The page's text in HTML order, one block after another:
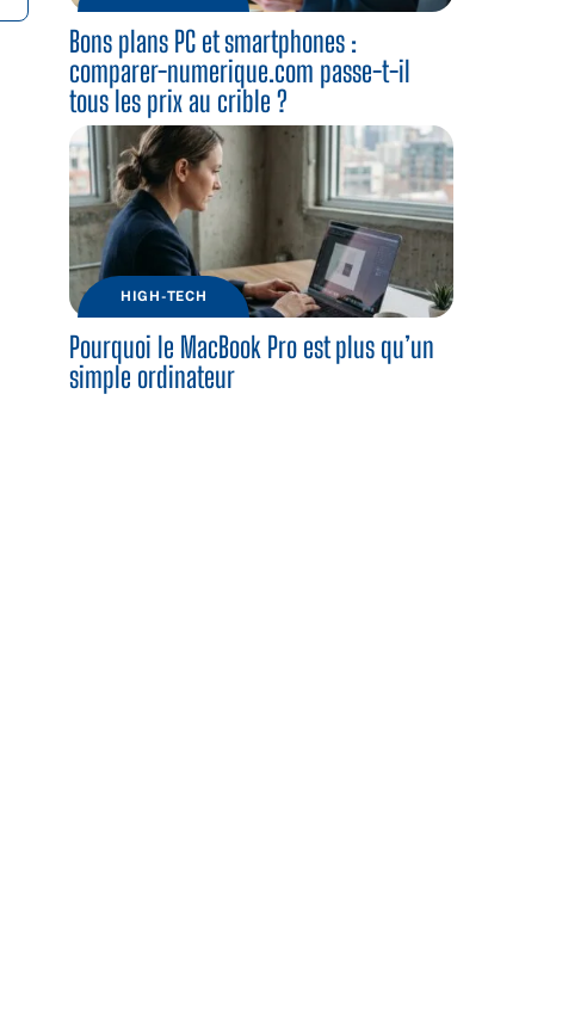
Bons plans PC et smartphones :
comparer-numerique.com passe-t-il
tous les prix au crible ?
HIGH-TECH
Pourquoi le MacBook Pro est plus qu’un
simple ordinateur